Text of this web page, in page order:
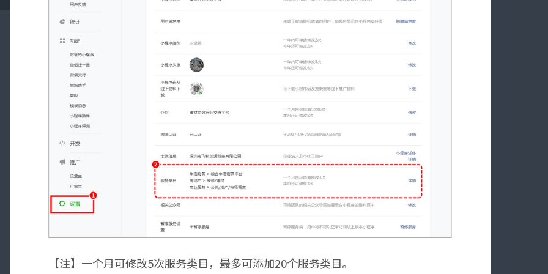
【注】一个月可修改5次服务类目，最多可添加20个服务类目。